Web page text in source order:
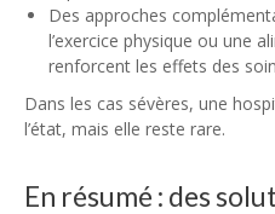
Des approches
l’exercice physique ou une
renforcent les effets des
Dans les cas sévères, une
l’état, mais elle reste rare.
En résumé : des